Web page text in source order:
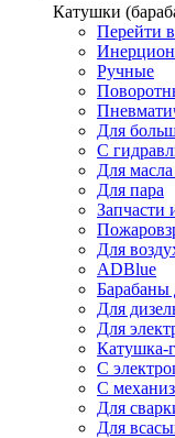
Катушки
Перейти
Ручные
Для
С
Для
Для пара
Запчасти
Для
ADBlue
Для
Для
Катушка-
С
С
Для
Для